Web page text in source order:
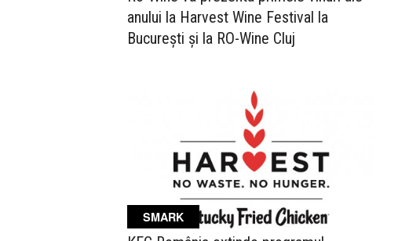
anului la Harvest Wine Festival la
București și la RO-Wine Cluj
SMARK